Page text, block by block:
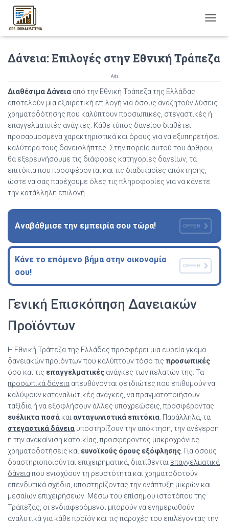
O
G
L
V
I
I
Δάνεια: Επιλογές στην Εθνική Τράπεζα
Ads
Διαθέσιμα Δάνεια από την Εθνική Τράπεζα της Ελλάδας
αποτελούν μια εξαιρετική επιλογή για όσους αναζητούν λύσεις
χρηματοδότησης που καλύπτουν προσωπικές, στεγαστικές ή
επαγγελματικές ανάγκες. Κάθε τύπος δανείου διαθέτει
προσαρμοσμένα χαρακτηριστικά και όρους για να εξυπηρετήσει
καλύτερα τους δανειολήπτες. Στην πορεία αυτού του άρθρου,
θα εξερευνήσουμε τις διάφορες κατηγορίες δανείων, τα
επιτόκια που προσφέρονται και τις διαδικασίες απόκτησης,
ώστε να σας παρέχουμε όλες τις πληροφορίες για να κάνετε
την κατάλληλη επιλογή.
Αναβάθμισε την εμπειρία σου τώρα! OFFEN
Κάνε το επόμενο βήμα στην οικονομία
σου!
OFFEN
Γενική Επισκόπηση Δανειακών
Προϊόντων
Η Εθνική Τράπεζα της Ελλάδας προσφέρει μια ευρεία γκάμα
δανειακών προϊόντων που καλύπτουν τόσο τις προσωπικές
όσο και τις επαγγελματικές ανάγκες των πελατών της. Τα
προσωπικά δάνεια απευθύνονται σε ιδιώτες που επιθυμούν να
καλύψουν καταναλωτικές ανάγκες, να πραγματοποιήσουν
ταξίδια ή να εξοφλήσουν άλλες υποχρεώσεις, προσφέροντας
ευέλικτα ποσά και ανταγωνιστικά επιτόκια . Παράλληλα, τα
στεγαστικά δάνεια υποστηρίζουν την απόκτηση, την ανέγερση
ή την ανακαίνιση κατοικίας, προσφέροντας μακροχρόνιες
χρηματοδοτήσεις και ευνοϊκούς όρους εξόφλησης . Για όσους
δραστηριοποιούνται επιχειρηματικά, διατίθενται επαγγελματικά
δάνεια που ενισχύουν τη ρευστότητα και χρηματοδοτούν
επενδυτικά σχέδια, υποστηρίζοντας την ανάπτυξη μικρών και
μεσαίων επιχειρήσεων. Μέσω του επίσημου ιστοτόπου της
Τράπεζας, οι ενδιαφερόμενοι μπορούν να ενημερωθούν
αναλυτικά για κάθε προϊόν και τις παροχές του επιλέγοντας την